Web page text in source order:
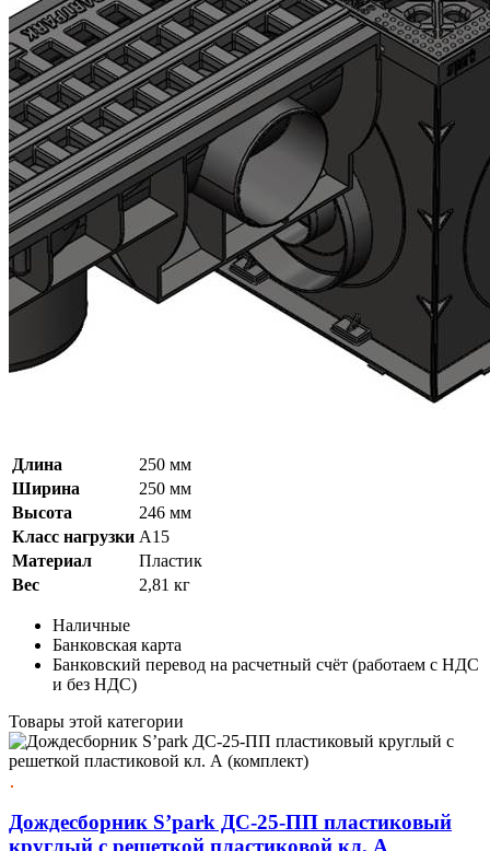
Длина
250 мм
Ширина
250 мм
Высота
246 мм
Класс нагрузки A15
Материал
Пластик
Вес
2,81 кг
Наличные
Банковская карта
Банковский перевод на расчетный счёт (работаем с НДС
и без НДС)
Товары этой категории
Дождесборник S’park ДС-25-ПП пластиковый